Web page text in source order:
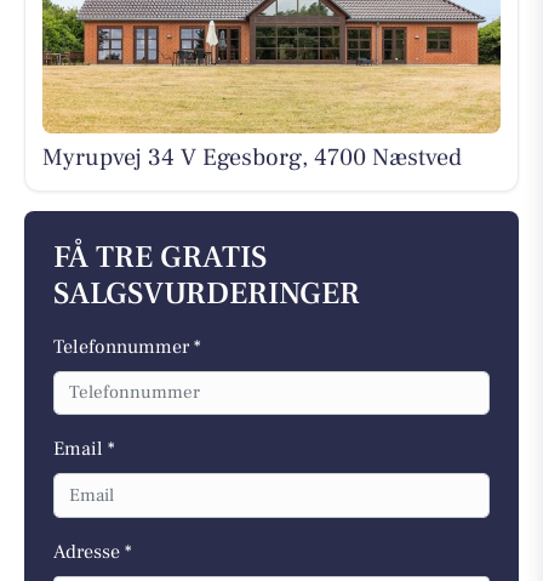
Myrupvej 34 V Egesborg, 4700 Næstved
FÅ TRE GRATIS
SALGSVURDERINGER
Telefonnummer *
Email *
Adresse *